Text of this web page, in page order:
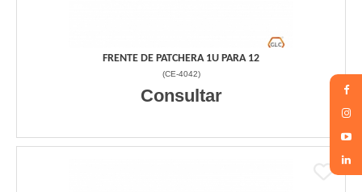
FRENTE DE PATCHERA 1U PARA 12
(CE-4042)
Consultar